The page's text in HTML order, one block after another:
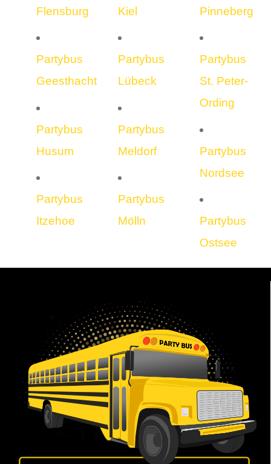
Flensburg
Partybus
Geesthacht
Partybus
Husum
Partybus
Itzehoe
Kiel
Partybus
Lübeck
Partybus
Meldorf
Partybus
Mölln
Pinneberg
Partybus
St. Peter-
Ording
Partybus
Nordsee
Partybus
Ostsee